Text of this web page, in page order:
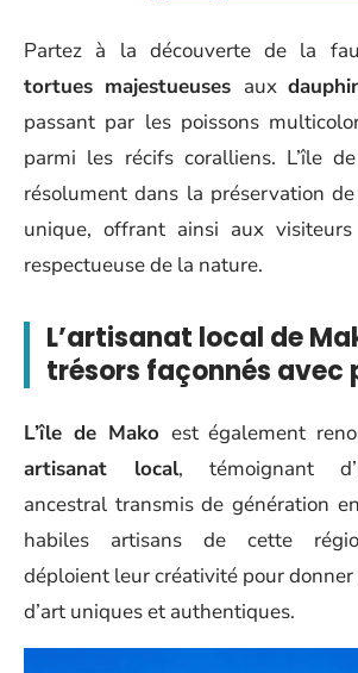
Partez à la découverte de la
tortues majestueuses aux
passant par les poissons
parmi les récifs coralliens. L’île
résolument dans la préservation
unique, offrant ainsi aux
respectueuse de la nature.
L’artisanat local de
trésors façonnés avec
L’île de Mako est également
artisanat local, témoignant
ancestral transmis de génération
habiles artisans de cette
déploient leur créativité pour
d’art uniques et authentiques.